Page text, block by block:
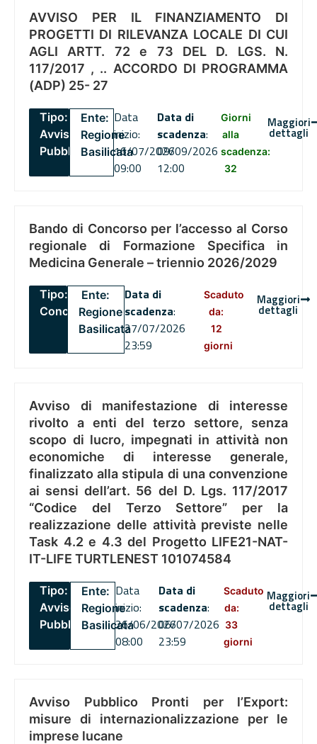
AVVISO PER IL FINANZIAMENTO DI
PROGETTI DI RILEVANZA LOCALE DI CUI
AGLI ARTT. 72 e 73 DEL D. LGS. N.
117/2017 , .. ACCORDO DI PROGRAMMA
(ADP) 25- 27
Tipo:
Avviso
Pubblico
Ente:
Regione
Basilicata
Data
inizio:
16/07/2026
09:00
Data di
scadenza:
09/09/2026
12:00
Giorni
alla
scadenza:
32
Maggiori
dettagli
Bando di Concorso per l’accesso al Corso
regionale di Formazione Specifica in
Medicina Generale – triennio 2026/2029
Tipo:
Concorsi
Ente:
Regione
Basilicata
Data di
scadenza:
27/07/2026
23:59
Scaduto
da:
12
giorni
Maggiori
dettagli
Avviso di manifestazione di interesse
rivolto a enti del terzo settore, senza
scopo di lucro, impegnati in attività non
economiche di interesse generale,
finalizzato alla stipula di una convenzione
ai sensi dell’art. 56 del D. Lgs. 117/2017
“Codice del Terzo Settore” per la
realizzazione delle attività previste nelle
Task 4.2 e 4.3 del Progetto LIFE21-NAT-
IT-LIFE TURTLENEST 101074584
Tipo:
Avviso
Pubblico
Ente:
Regione
Basilicata
Data
inizio:
26/06/2026
08:00
Data di
scadenza:
06/07/2026
23:59
Scaduto
da:
33
giorni
Maggiori
dettagli
Avviso Pubblico Pronti per l’Export:
misure di internazionalizzazione per le
imprese lucane